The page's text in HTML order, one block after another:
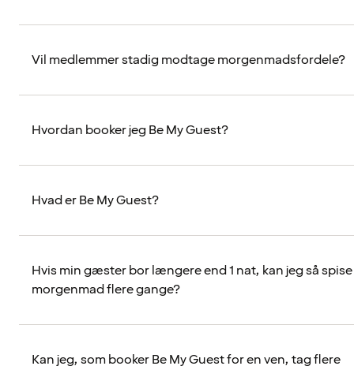
Vil medlemmer stadig modtage morgenmadsfordele?
Hvordan booker jeg Be My Guest?
Hvad er Be My Guest?
Hvis min gæster bor længere end 1 nat, kan jeg så spise
morgenmad flere gange?
Kan jeg, som booker Be My Guest for en ven, tag flere